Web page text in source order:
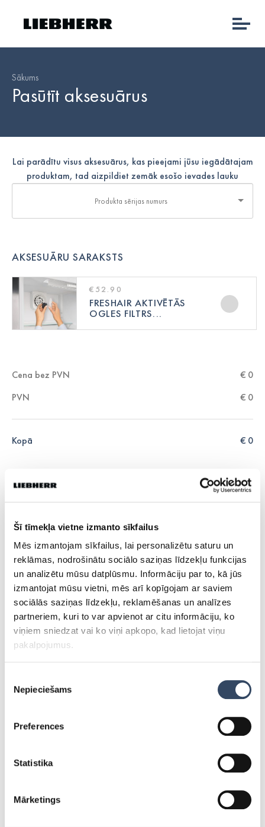
Šī tīmekļa vietne izmanto sīkfailus
Mēs izmantojam sīkfailus, lai personalizētu saturu un
reklāmas, nodrošinātu sociālo saziņas līdzekļu funkcijas
un analizētu mūsu datplūsmu. Informāciju par to, kā jūs
izmantojat mūsu vietni, mēs arī kopīgojam ar saviem
sociālās saziņas līdzekļu, reklamēšanas un analīzes
partneriem, kuri to var apvienot ar citu informāciju, ko
viņiem sniedzat vai ko viņi apkopo, kad lietojat viņu
pakalpojumus.
izvēle
Nepieciešams
Preferences
Statistika
Mārketings
Sākums
Pasūtīt aksesuārus
Lai parādītu visus aksesuārus, kas pieejami jūsu iegādātajam
produktam, tad aizpildiet zemāk esošo ievades lauku
AKSESUĀRU SARAKSTS
€52.90
FRESHAIR AKTIVĒTĀS
OGLES FILTRS...
Cena bez PVN € 0
PVN
€ 0
Kopā € 0
Aizpildiet formas laukus un mēs ar jums sazināsimies
Uzvārds*
Telefons*
Epasts*